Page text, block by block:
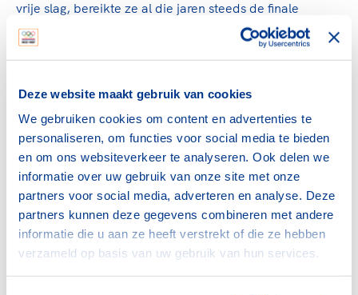
Deze website maakt gebruik van cookies
We gebruiken cookies om content en advertenties te
personaliseren, om functies voor social media te bieden
en om ons websiteverkeer te analyseren. Ook delen we
informatie over uw gebruik van onze site met onze
partners voor social media, adverteren en analyse. Deze
partners kunnen deze gegevens combineren met andere
informatie die u aan ze heeft verstrekt of die ze hebben
verzameld op basis van uw gebruik van hun services.
vrije slag, bereikte ze al die jaren steeds de finale
zonder zich een plaats op het podium te kunnen
verwerven: vijfde in 1980 (als 14-jarige!), vierde in 1984
en achtste in 1988. In 1984 in Los Angeles had ze stellig
veroveren, ook al omdat de Oostblok-zwemsters
afwezig waren. Verschil van mening met de toenmalige
bondscoach hoe de voorbereiding in de laatste fase
moest zijn, brak haar echter op.
Teamarts bij de hockeyvrouwen
Conny van Bentum maakte furore op de vrije slag en
vlinderslag, maar haar eerste Nederlandse titel, op 13-
jarige leeftijd, behaalde ze op de 100 meter rugslag.